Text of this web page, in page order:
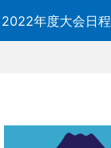
2022年度大会日程